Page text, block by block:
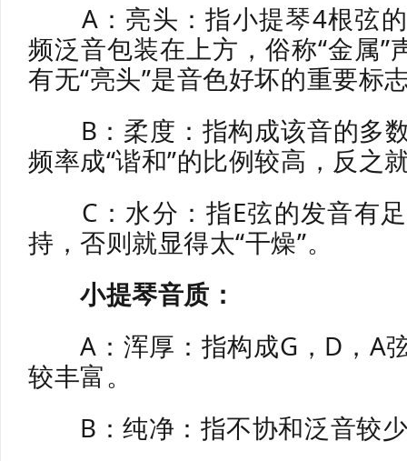
A：亮头：指小提琴4根弦的
频泛音包装在上方，俗称“金属”
有无“亮头”是音色好坏的重要标
B：柔度：指构成该音的多
频率成“谐和”的比例较高，反之
C：水分：指E弦的发音有足
持，否则就显得太“干燥”。
小提琴音质：
A：浑厚：指构成G，D，A
较丰富。
B：纯净：指不协和泛音较